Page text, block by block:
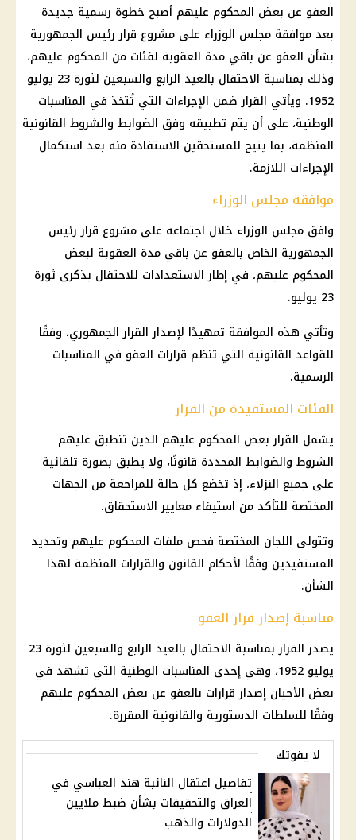
العفو عن بعض المحكوم عليهم أصبح خطوة رسمية جديدة
بعد موافقة مجلس الوزراء على مشروع قرار رئيس الجمهورية
بشأن العفو عن باقي مدة العقوبة لفئات من المحكوم عليهم،
وذلك بمناسبة الاحتفال بالعيد الرابع والسبعين لثورة 23 يوليو
1952. ويأتي القرار ضمن الإجراءات التي تُتخذ في المناسبات
الوطنية، على أن يتم تطبيقه وفق الضوابط والشروط القانونية
المنظمة، بما يتيح للمستحقين الاستفادة منه بعد استكمال
الإجراءات اللازمة.
موافقة مجلس الوزراء
وافق مجلس الوزراء خلال اجتماعه على مشروع قرار رئيس
الجمهورية الخاص بالعفو عن باقي مدة العقوبة لبعض
المحكوم عليهم، في إطار الاستعدادات للاحتفال بذكرى ثورة
23 يوليو.
وتأتي هذه الموافقة تمهيدًا لإصدار القرار الجمهوري، وفقًا
للقواعد القانونية التي تنظم قرارات العفو في المناسبات
الرسمية.
الفئات المستفيدة من القرار
يشمل القرار بعض المحكوم عليهم الذين تنطبق عليهم
الشروط والضوابط المحددة قانونًا، ولا يطبق بصورة تلقائية
على جميع النزلاء، إذ تخضع كل حالة للمراجعة من الجهات
المختصة للتأكد من استيفاء معايير الاستحقاق.
وتتولى اللجان المختصة فحص ملفات المحكوم عليهم وتحديد
المستفيدين وفقًا لأحكام القانون والقرارات المنظمة لهذا
الشأن.
مناسبة إصدار قرار العفو
يصدر القرار بمناسبة الاحتفال بالعيد الرابع والسبعين لثورة 23
يوليو 1952، وهي إحدى المناسبات الوطنية التي تشهد في
بعض الأحيان إصدار قرارات بالعفو عن بعض المحكوم عليهم
وفقًا للسلطات الدستورية والقانونية المقررة.
لا يفوتك
تفاصيل اعتقال النائبة هند العباسي في
العراق والتحقيقات بشأن ضبط ملايين
الدولارات والذهب